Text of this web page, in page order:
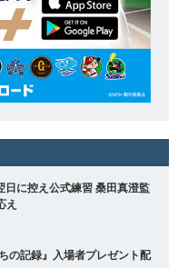
に控え公式練習 桑田真澄監
え
の記録』入場者プレゼント配